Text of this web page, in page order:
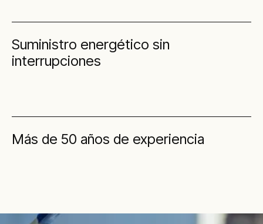
Suministro energético sin
interrupciones
Más de 50 años de experiencia